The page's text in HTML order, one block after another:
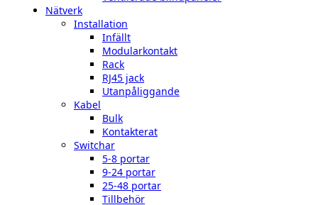
Nätverk
Installation
Infällt
Modularkontakt
Rack
RJ45 jack
Utanpåliggande
Kabel
Bulk
Kontakterat
Switchar
5-8 portar
9-24 portar
25-48 portar
Tillbehör